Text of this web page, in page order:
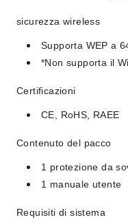
sicurezza wireless
Supporta WEP a
*Non supporta il
Certificazioni
CE, RoHS, RAEE
Contenuto del pacco
1 protezione da
1 manuale utente
Requisiti di sistema